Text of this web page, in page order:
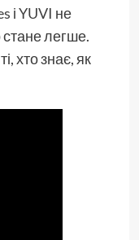
іYUVI не
легше.
хто знає, як